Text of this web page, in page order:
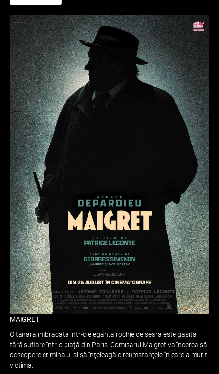
MAIGRET
O tânără îmbrăcată într-o elegantă rochie de seară este găsită
fără suflare într-o piaţă din Paris. Comisarul Maigret va încerca să
descopere criminalul şi să înţeleagă circumstanţele în care a murit
victima.